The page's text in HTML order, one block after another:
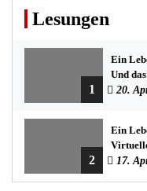
Lesungen
1
Ein Leben:
Und
20.
2
Ein
17.